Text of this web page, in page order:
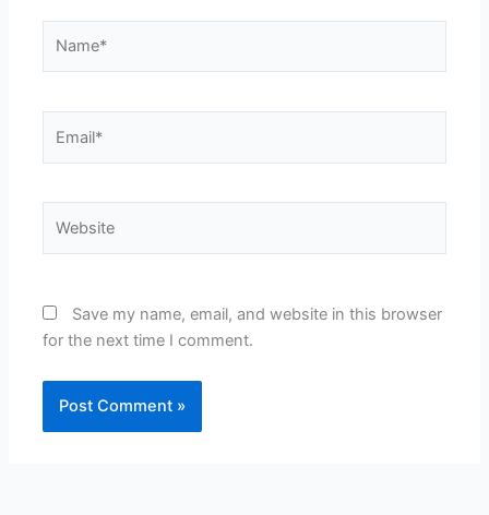
Save my name, email, and website in this browser
for the next time I comment.